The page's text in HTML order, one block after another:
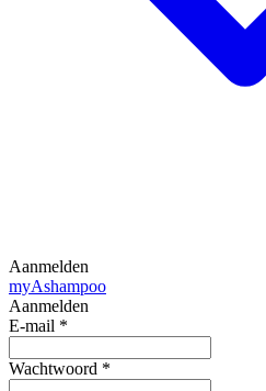
Aanmelden
myAshampoo
Aanmelden
E-mail *
Wachtwoord *